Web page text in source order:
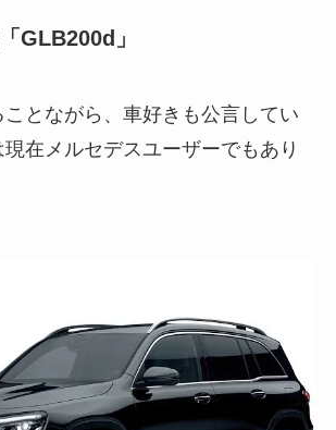
GLB200d」
とながら、車好きも公言してい
在メルセデスユーザーでもあり